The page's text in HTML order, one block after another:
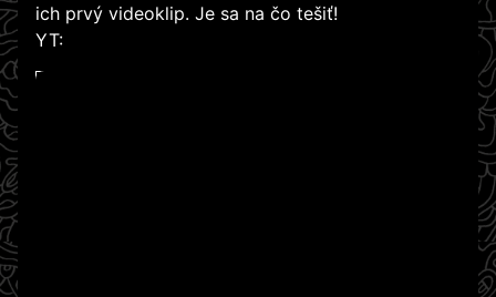
ich prvý videoklip. Je sa na čo tešiť!
YT: